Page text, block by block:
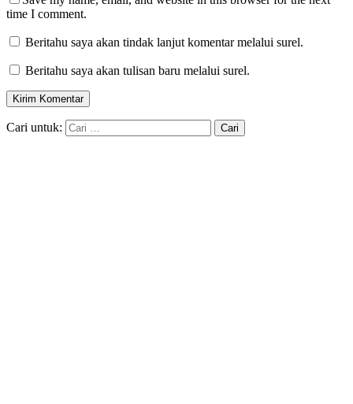
time I comment.
Beritahu saya akan tindak lanjut komentar melalui surel.
Beritahu saya akan tulisan baru melalui surel.
Cari untuk: